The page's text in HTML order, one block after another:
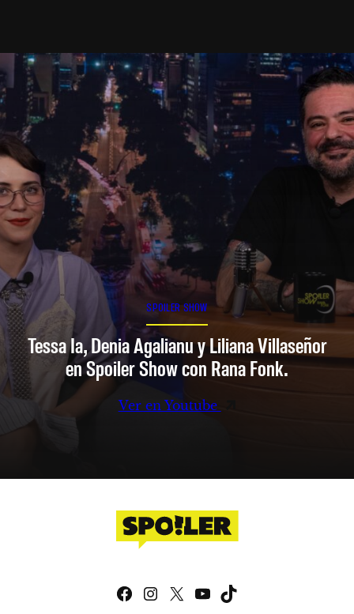
SPOILER SHOW
Tessa Ia, Denia Agalianu y Liliana Villaseñor
en Spoiler Show con Rana Fonk.
Ver en Youtube
Facebook
Instagram
X YouTube